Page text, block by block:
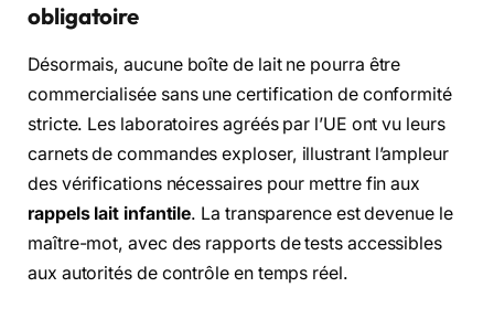
obligatoire
Désormais, aucune boîte de lait ne pourra être
commercialisée sans une certification de conformité
stricte. Les laboratoires agréés par l’UE ont vu leurs
carnets de commandes exploser, illustrant l’ampleur
des vérifications nécessaires pour mettre fin aux
rappels lait infantile. La transparence est devenue le
maître-mot, avec des rapports de tests accessibles
aux autorités de contrôle en temps réel.